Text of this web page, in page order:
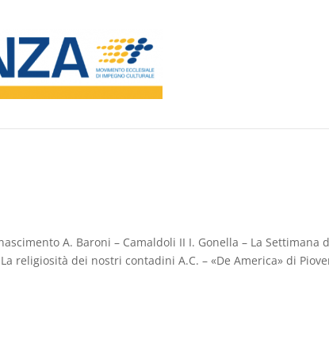
A. Baroni – Camaldoli II I. Gonella – La Settimana
religiosità dei nostri contadini A.C. – «De America» di